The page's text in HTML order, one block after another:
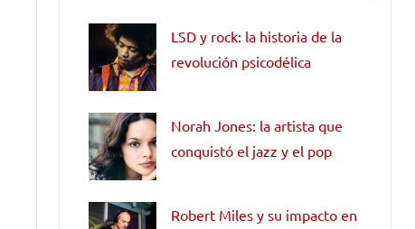
LSD y rock: la historia de la
revolución psicodélica
Norah Jones: la artista que
conquistó el jazz y el pop
Robert Miles y su impacto en